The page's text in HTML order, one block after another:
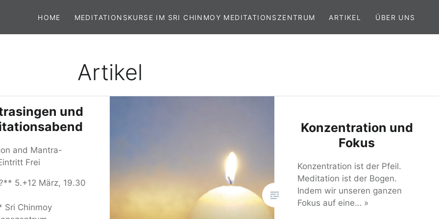
HOME MEDITATIONSKURSE IM SRI CHINMOY MEDITATIONSZENTRUM ARTIKEL ÜBER UNS
Artikel
und
and Mantra-
Frei
5.+12 März, 19.30
Sri Chinmoy
Konzentration und
Fokus
Konzentration ist der Pfeil.
Meditation ist der Bogen.
Indem wir unseren ganzen
Fokus auf eine… »